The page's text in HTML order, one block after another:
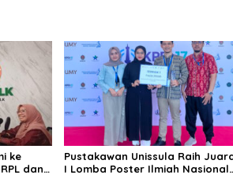
ke
dan
Pustakawan Unissula Raih
I Lomba Poster Ilmiah Nasional